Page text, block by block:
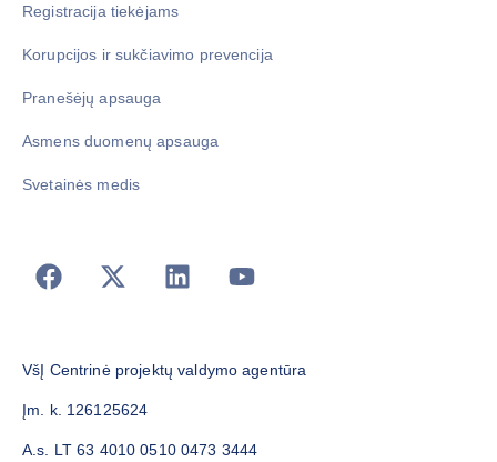
Registracija tiekėjams
Korupcijos ir sukčiavimo prevencija
Pranešėjų apsauga
Asmens duomenų apsauga
Svetainės medis
VšĮ Centrinė projektų valdymo agentūra
Įm. k. 126125624
A.s. LT 63 4010 0510 0473 3444